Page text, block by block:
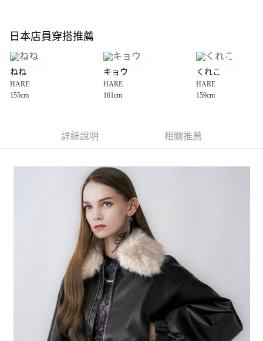
全盈+PAY
大哥付你分期
【大哥付你分期使用說明】
1.本服務由台灣大哥大提供，台灣大哥大用戶可立即使用無須另外申請。
2.付款方式選擇「大哥付你分期」，訂單成立後會自動跳轉到大哥付的交易
3.實際核准額度、可分期數及費用金額請依後續交易確認頁面所載為準。
4.訂單成立30分鐘內，如未前往確認交易或遇審核未通過，訂單將自動取
1.分期款項不併入電信帳單，「大哥付你分期」於每月結算日後寄送繳費提
2.透過簡訊連結打開帳單後，可選擇「超商條碼／台灣大直營門市／銀行轉
帳／街口支付／iPASS MONEY」等通路繳費。
1.本服務係由「台灣大哥大股份有限公司」（以下簡稱本公司）所提供，讓
用戶於交易時，得透過本服務購買商品或服務，並由商店將買賣／分期付款
買賣價金債權讓與本公司後，依約使用本公司帳單繳交帳款。
2.基於同意付款使用「大哥付你分期」之契約關係目的，商店將以您的個人
資料（包含姓名、電話或地址）提供予台灣大哥大進項蒐集、處理及利用，
由本公司與您本人進行分期帳單所需資料之確認、核對及更正。
3.完整用戶服務條款，請詳閱以下連結：
https://oppay.tw/userRule
AFTEE先享後付
３．安心：先確認商品／服務後，再付款。
【「AFTEE先享後付」結帳流程】
１．於結帳方式選擇「AFTEE先享後付」後，將跳轉至「AFTEE先享後付」
結帳頁面，進行簡訊認證並確認金額後，即可完成結帳。
２．訂單成立數日內，您將收到繳費通知簡訊。
３．收到繳費通知簡訊後14天內，點擊此簡訊中的連結，可透過四大超商／
ATM／網路銀行／等多元方式進行付款，方視為交易完成。
※ 請注意：結帳手續完成當下不需立刻繳費，但若您需要取消訂單，請聯絡
購買商品的店家。未經商家同意取消之訂單仍視為有效，需透過AFTEE先享
後付繳納相關費用。
※ 交易是否成功請以「AFTEE先享後付 」之結帳頁面顯示為準，若有關於
是否繳費成功／繳費後需取消欲退款等相關疑問，請聯繫「AFTEE先享後付
客戶支援中心」https://netprotections.freshdesk.com/support/home
【注意事項】
１．透過由恩沛科技股份有限公司提供之「AFTEE先享後付」服務完成之交
每筆NT$80，滿NT$1,500(含以上)免運費
每筆NT$80，滿NT$1,500(含以上)免運費
每筆NT$80，滿NT$1,500(含以上)免運費
付款後 7-11取貨
每筆NT$80，滿NT$1,500(含以上)免運費
每筆NT$80，滿NT$1,500(含以上)免運費
日本店員穿搭推薦
ねね
HARE
155cm
キョウ
HARE
161cm
くれこ
HARE
159cm
詳細說明 相關推薦